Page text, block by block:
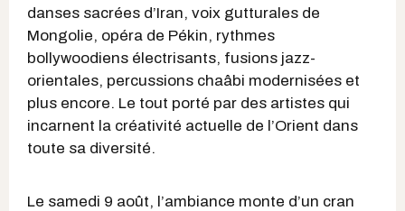
danses sacrées d’Iran, voix gutturales de
Mongolie, opéra de Pékin, rythmes
bollywoodiens électrisants, fusions jazz-
orientales, percussions chaâbi modernisées et
plus encore. Le tout porté par des artistes qui
incarnent la créativité actuelle de l’Orient dans
toute sa diversité.
Le samedi 9 août, l’ambiance monte d’un cran